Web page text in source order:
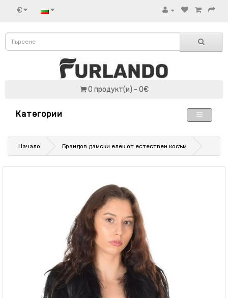
€
0 продукт(и) - 0€
Категории
Начало Брандов дамски елек от естествен косъм